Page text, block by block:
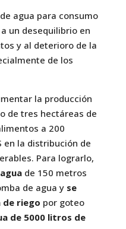
agua para consumo
un desequilibrio en
y al deterioro de la
de los
la producción
de tres hectáreas de
a 200
en la distribución de
Para lograrlo,
de 150 metros
de agua y se
de riego por goteo
de 5000 litros de